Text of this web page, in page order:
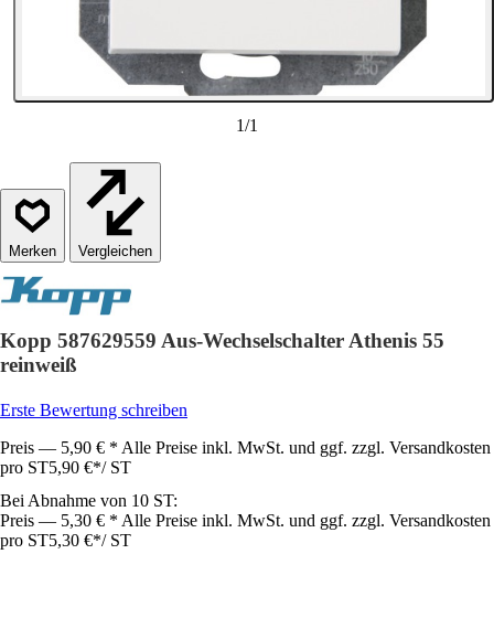
1/1
Vergleichen
Kopp 587629559 Aus-Wechselschalter Athenis 55
reinweiß
Erste Bewertung schreiben
Preis — 5,90 € * Alle Preise inkl. MwSt. und ggf. zzgl. Versandkosten
pro ST5,90 €*/ ST
Bei Abnahme von 10 ST:
Preis — 5,30 € * Alle Preise inkl. MwSt. und ggf. zzgl. Versandkosten
pro ST5,30 €*/ ST